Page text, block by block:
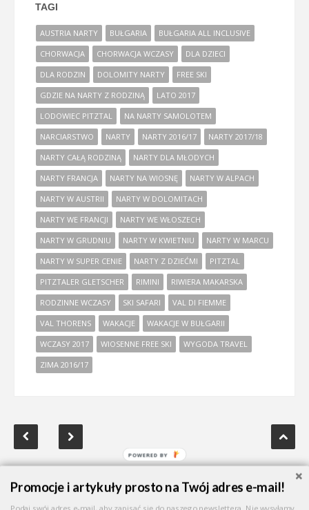
TAGI
AUSTRIA NARTY BUŁGARIA
BUŁGARIA ALL INCLUSIVE
CHORWACJA
CHORWACJA WCZASY
DLA DZIECI
DLA RODZIN
DOLOMITY NARTY
FREE SKI
GDZIE NA NARTY Z RODZINĄ
LATO 2017
LODOWIEC PITZTAL
NA NARTY SAMOLOTEM
NARCIARSTWO
NARTY NARTY 2016/17
NARTY 2017/18
NARTY CAŁĄ RODZINĄ
NARTY DLA MŁODYCH
NARTY FRANCJA
NARTY NA WIOSNĘ
NARTY W ALPACH
NARTY W AUSTRII
NARTY W DOLOMITACH
NARTY WE FRANCJI
NARTY WE WŁOSZECH
NARTY W GRUDNIU
NARTY W KWIETNIU
NARTY W MARCU
NARTY W SUPER CENIE
NARTY Z DZIEĆMI
PITZTAL
PITZTALER GLETSCHER
RIMINI
RIWIERA MAKARSKA
RODZINNE WCZASY
SKI SAFARI
VAL DI FIEMME
VAL THORENS
WAKACJE
WAKACJE W BUŁGARII
WCZASY 2017
WIOSENNE FREE SKI
WYGODA TRAVEL
ZIMA 2016/17
Promocje i artykuły prosto na Twój adres e-mail!